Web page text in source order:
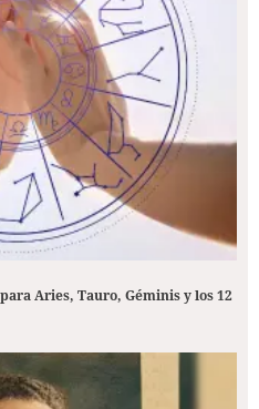
Aries, Tauro, Géminis y los 12